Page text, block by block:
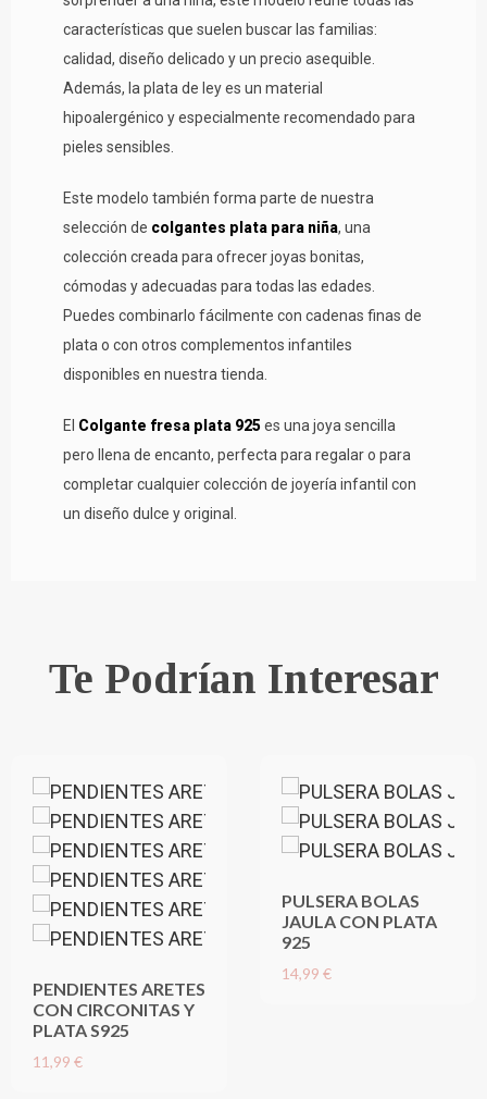
características que suelen buscar las familias:
calidad, diseño delicado y un precio asequible.
Además, la plata de ley es un material
hipoalergénico y especialmente recomendado para
pieles sensibles.
Este modelo también forma parte de nuestra
selección de colgantes plata para niña, una
colección creada para ofrecer joyas bonitas,
cómodas y adecuadas para todas las edades.
Puedes combinarlo fácilmente con cadenas finas de
plata o con otros complementos infantiles
disponibles en nuestra tienda.
El Colgante fresa plata 925es una joya sencilla
pero llena de encanto, perfecta para regalar o para
completar cualquier colección de joyería infantil con
un diseño dulce y original.
Te Podrían Interesar
PENDIENTES ARETES
CON CIRCONITAS Y
PLATA S925
11,99 €
PULSERA BOLAS
JAULA CON PLATA
925
14,99 €